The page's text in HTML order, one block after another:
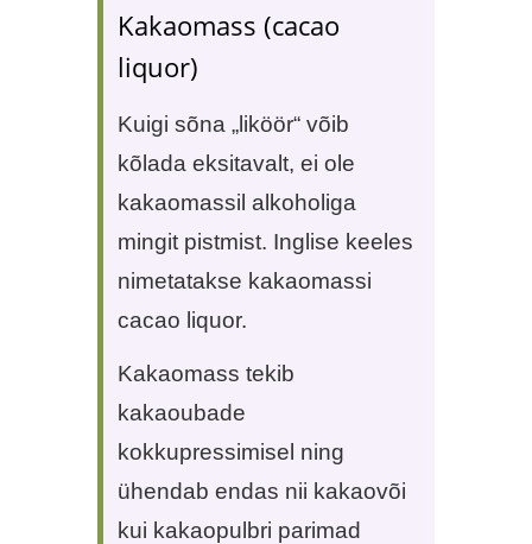
Kakaomass (cacao
liquor)
Kuigi sõna „liköör“ võib
kõlada eksitavalt, ei ole
kakaomassil alkoholiga
mingit pistmist. Inglise keeles
nimetatakse kakaomassi
cacao liquor.
Kakaomass tekib
kakaoubade
kokkupressimisel ning
ühendab endas nii kakaovõi
kui kakaopulbri parimad